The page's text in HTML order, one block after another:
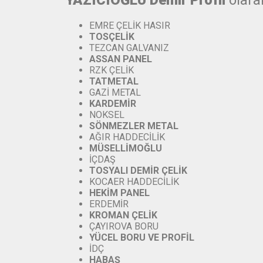
EMRE ÇELİK HASIR
TOSÇELİK
TEZCAN GALVANIZ
ASSAN PANEL
RZK ÇELİK
TATMETAL
GAZİ METAL
KARDEMİR
NOKSEL
SÖNMEZLER METAL
AĞIR HADDECİLİK
MÜSELLİMOĞLU
İÇDAŞ
TOSYALI DEMİR ÇELİK
KOCAER HADDECİLİK
HEKİM PANEL
ERDEMİR
KROMAN ÇELİK
ÇAYIROVA BORU
YÜCEL BORU VE PROFİL
İDÇ
HABAŞ